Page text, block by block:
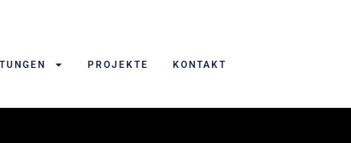
PROJEKTE KONTAKT
(Technische Erklärvideos, Imagefilm, Prroduktfilm,